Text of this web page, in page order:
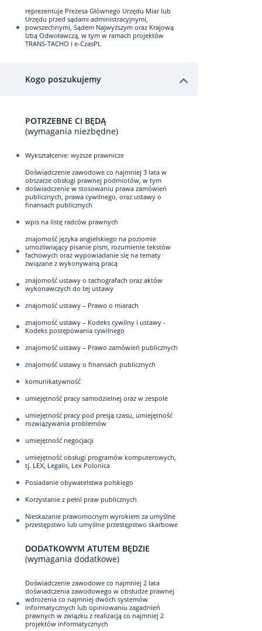
reprezentuje Prezesa Głównego Urzędu Miar lub
Urzędu przed sądami administracyjnymi,
powszechnymi, Sądem Najwyższym oraz Krajową
Izbą Odwoławczą, w tym w ramach projektów
TRANS-TACHO i e-CzasPL
Kogo poszukujemy
POTRZEBNE CI BĘDĄ
(wymagania niezbędne)
Wykształcenie: wyższe prawnicze
Doświadczenie zawodowe co najmniej 3 lata w
obszarze obsługi prawnej podmiotów, w tym
doświadczenie w stosowaniu prawa zamówień
publicznych, prawa cywilnego, oraz ustawy o
finansach publicznych
wpis na listę radców prawnych
znajomość języka angielskiego na poziomie
umożliwiający pisanie pism, rozumienie tekstów
fachowych oraz wypowiadanie się na tematy
związane z wykonywaną pracą
znajomość ustawy o tachografach oraz aktów
wykonawczych do tej ustawy
znajomość ustawy – Prawo o miarach
znajomość ustawy – Kodeks cywilny i ustawy -
Kodeks postępowania cywilnego
znajomość ustawy – Prawo zamówień publicznych
znajomość ustawy o finansach publicznych
komunikatywność
umiejętność pracy samodzielnej oraz w zespole
umiejętność pracy pod presją czasu, umiejętność
rozwiązywania problemów
umiejętność negocjacji
umiejętność obsługi programów komputerowych,
tj. LEX, Legalis, Lex Polonica
Posiadanie obywatelstwa polskiego
Korzystanie z pełni praw publicznych
Nieskazanie prawomocnym wyrokiem za umyślne
przestępstwo lub umyślne przestępstwo skarbowe
DODATKOWYM ATUTEM BĘDZIE
(wymagania dodatkowe)
Doświadczenie zawodowe co najmniej 2 lata
doświadczenia zawodowego w obsłudze prawnej
wdrożenia co najmniej dwóch systemów
informatycznych lub opiniowaniu zagadnień
prawnych w związku z realizacją co najmniej 2
projektów informatycznych